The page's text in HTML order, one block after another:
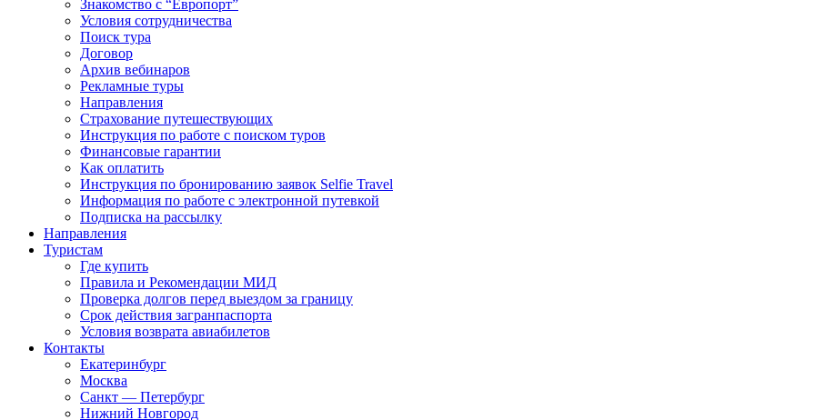
Знакомство с “Европорт”
Условия сотрудничества
Поиск тура
Договор
Архив вебинаров
Рекламные туры
Направления
Страхование путешествующих
Инструкция по работе с поиском туров
Финансовые гарантии
Как оплатить
Инструкция по бронированию заявок Selfie Travel
Информация по работе с электронной путевкой
Подписка на рассылку
Направления
Туристам
Где купить
Правила и Рекомендации МИД
Проверка долгов перед выездом за границу
Срок действия загранпаспорта
Условия возврата авиабилетов
Контакты
Екатеринбург
Москва
Санкт — Петербург
Нижний Новгород